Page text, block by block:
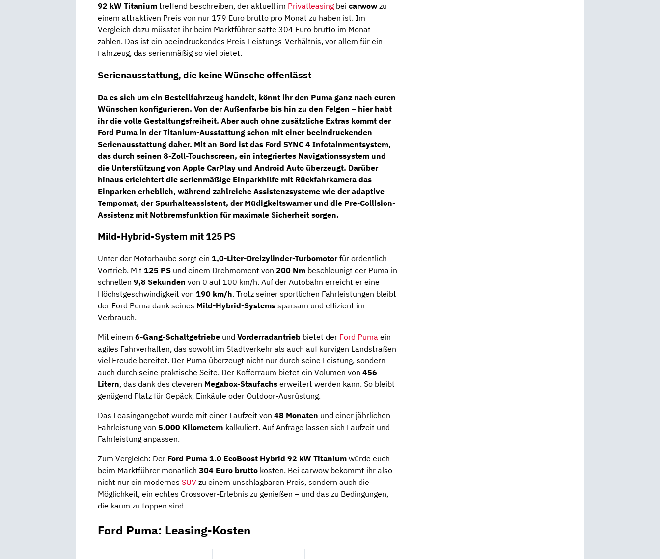
92 kW Titanium treffend beschreiben, der aktuell im Privatleasing bei carwow zu
einem attraktiven Preis von nur 179 Euro brutto pro Monat zu haben ist. Im
Vergleich dazu müsstet ihr beim Marktführer satte 304 Euro brutto im Monat
zahlen. Das ist ein beeindruckendes Preis-Leistungs-Verhältnis, vor allem für ein
Fahrzeug, das serienmäßig so viel bietet.
Serienausstattung, die keine Wünsche offenlässt
Da es sich um ein Bestellfahrzeug handelt, könnt ihr den Puma ganz nach euren
Wünschen konfigurieren. Von der Außenfarbe bis hin zu den Felgen – hier habt
ihr die volle Gestaltungsfreiheit. Aber auch ohne zusätzliche Extras kommt der
Ford Puma in der Titanium-Ausstattung schon mit einer beeindruckenden
Serienausstattung daher. Mit an Bord ist das Ford SYNC 4 Infotainmentsystem,
das durch seinen 8-Zoll-Touchscreen, ein integriertes Navigationssystem und
die Unterstützung von Apple CarPlay und Android Auto überzeugt. Darüber
hinaus erleichtert die serienmäßige Einparkhilfe mit Rückfahrkamera das
Einparken erheblich, während zahlreiche Assistenzsysteme wie deradaptive
Tempomat, derSpurhalteassistent, der Müdigkeitswarnerund die Pre-Collision-
Assistenz mit Notbremsfunktion für maximale Sicherheit sorgen.
Mild-Hybrid-System mit 125 PS
Unter der Motorhaube sorgt ein 1,0-Liter-Dreizylinder-Turbomotorfür ordentlich
Vortrieb. Mit 125 PS und einem Drehmoment von 200 Nm beschleunigt der Puma in
schnellen 9,8 Sekunden von 0 auf 100 km/h. Auf der Autobahn erreicht er eine
Höchstgeschwindigkeit von 190 km/h. Trotz seiner sportlichen Fahrleistungen bleibt
der Ford Puma dank seines Mild-Hybrid-Systems sparsam und effizient im
Verbrauch.
Mit einem 6-Gang-Schaltgetriebe und Vorderradantrieb bietet der Ford Puma ein
agiles Fahrverhalten, das sowohl im Stadtverkehr als auch auf kurvigen Landstraßen
viel Freude bereitet. Der Puma überzeugt nicht nur durch seine Leistung, sondern
auch durch seine praktische Seite. Der Kofferraum bietet ein Volumen von 456
Litern, das dank des cleveren Megabox-Staufachs erweitert werden kann. So bleibt
genügend Platz für Gepäck, Einkäufe oder Outdoor-Ausrüstung.
Das Leasingangebot wurde mit einer Laufzeit von 48 Monaten und einer jährlichen
Fahrleistung von 5.000 Kilometern kalkuliert. Auf Anfrage lassen sich Laufzeit und
Fahrleistung anpassen.
Zum Vergleich: Der Ford Puma 1.0 EcoBoost Hybrid 92 kW Titanium würde euch
beim Marktführer monatlich 304 Euro brutto kosten. Bei carwow bekommt ihr also
nicht nur ein modernes SUV zu einem unschlagbaren Preis, sondern auch die
Möglichkeit, ein echtes Crossover-Erlebnis zu genießen – und das zu Bedingungen,
die kaum zu toppen sind.
Ford Puma: Leasing-Kosten